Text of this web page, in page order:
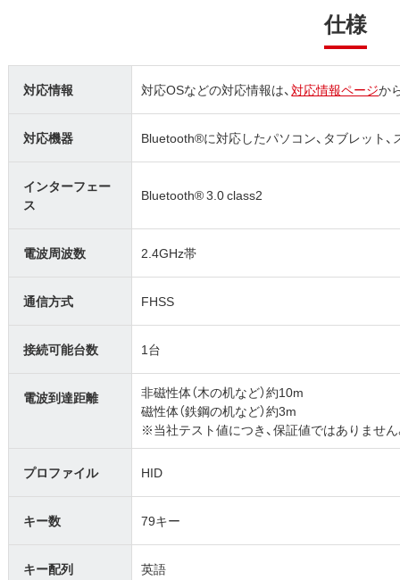
仕様
対応情報 対応OSなどの対応情報は、対応情報ページか
対応機器 Bluetooth®に対応したパソコン、タブレット、
インターフェー
ス
Bluetooth® 3.0 class2
電波周波数 2.4GHz帯
通信方式 FHSS
接続可能台数 1台
電波到達距離
非磁性体（木の机など）約10m
磁性体（鉄鋼の机など）約3m
※当社テスト値につき、保証値ではありません
プロファイル HID
キー数 79キー
キー配列 英語